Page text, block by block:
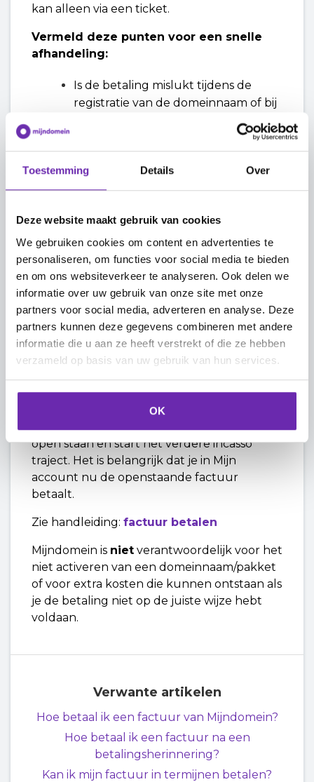
Toestemming Details Over
Deze website maakt gebruik van cookies
We gebruiken cookies om content en advertenties te
personaliseren, om functies voor social media te bieden
en om ons websiteverkeer te analyseren. Ook delen we
informatie over uw gebruik van onze site met onze
partners voor social media, adverteren en analyse. Deze
partners kunnen deze gegevens combineren met andere
informatie die u aan ze heeft verstrekt of die ze hebben
verzameld op basis van uw gebruik van hun services.
OK
kan alleen via een ticket.
Vermeld deze punten voor een snelle
afhandeling:
Is de betaling mislukt tijdens de
registratie van de domeinnaam of bij
het betalen van een factuur?
Welke betaalmethode heb je
gekozen?
Om welke domeinnaam gaat het?
Het factuurnummer, als deze al
De foutmelding als je deze te zien
krijgt.
De betaling van mijn factuur
is terug gestort op mijn
rekening
dan kunnen zij dit niet verwerken. Het
bedrag storten zij terug op jouw rekening.
open staan en start het verdere incasso
traject. Het is belangrijk dat je in Mijn
account nu de openstaande factuur
betaalt.
Zie handleiding: factuur betalen
Mijndomein is niet verantwoordelijk voor het
niet activeren van een domeinnaam/pakket
of voor extra kosten die kunnen ontstaan als
je de betaling niet op de juiste wijze hebt
voldaan.
Verwante artikelen
Hoe betaal ik een factuur van Mijndomein?
Hoe betaal ik een factuur na een
betalingsherinnering?
Kan ik mijn factuur in termijnen betalen?